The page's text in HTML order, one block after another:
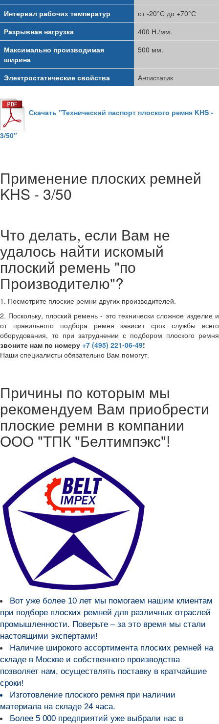
Интервал рабочих температур
от -20°С до +70°С
Разрывная нагрузка
400 Н./мм.
Максимально производимая
ширина
500 мм.
Электростатические свойства Антистатик
Скачать "Технический паспорт плоского ремня KHS -
3/50"
Применение плоских ремней
KHS - 3/50
Что делать, если Вам не
удалось найти искомый
плоский ремень "по
Производителю"?
1. Посмотрите плоские ремни других производителей.
2. Поскольку, плоский ремень - это технически сложное изделие и
от правильного подбора ремня зависит срок службы всего
оборудования, то при затруднении с подбором плоского ремня
звоните нам по номеру +7 (495) 221-06-49!
Наши специалисты обязательно Вам помогут.
Причины по которым мы
рекомендуем Вам приобрести
плоские ремни в компании
ООО "ТПК "Белтимпэкс"!
Вот уже более 10 лет мы помогаем нашим клиентам
при подборе плоских ремней для различных отраслей
промышленности. Поверьте – за это время мы стали
настоящими экспертами!
Наличие широкого ассортимента плоских ремней на
складе в Москве и собственного производства
позволяет нам, осуществлять поставку в кратчайшие
сроки!
Изготовление плоского ремня при наличии
материала на складе 24 часа.
Более 5 000 предприятий уже выбрали нас в